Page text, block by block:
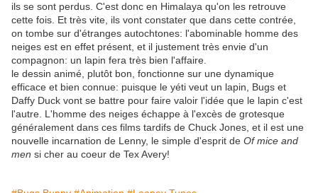
ils se sont perdus. C'est donc en Himalaya qu'on les retrouve
cette fois. Et très vite, ils vont constater que dans cette contrée,
on tombe sur d'étranges autochtones: l'abominable homme des
neiges est en effet présent, et il justement très envie d'un
compagnon: un lapin fera très bien l'affaire.
le dessin animé, plutôt bon, fonctionne sur une dynamique
efficace et bien connue: puisque le yéti veut un lapin, Bugs et
Daffy Duck vont se battre pour faire valoir l'idée que le lapin c'est
l'autre. L'homme des neiges échappe à l'excès de grotesque
généralement dans ces films tardifs de Chuck Jones, et il est une
nouvelle incarnation de Lenny, le simple d'esprit de Of mice and
men si cher au coeur de Tex Avery!